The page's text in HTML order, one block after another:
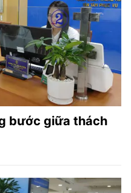
bước giữa thách